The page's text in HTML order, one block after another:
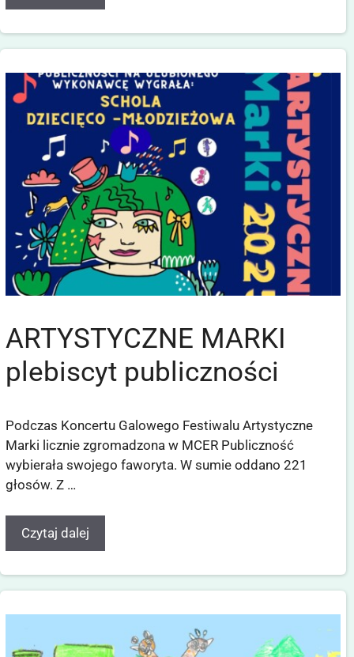
ARTYSTYCZNE MARKI
plebiscyt publiczności
Podczas Koncertu Galowego Festiwalu Artystyczne
Marki licznie zgromadzona w MCER Publiczność
wybierała swojego faworyta. W sumie oddano 221
głosów. Z …
Czytaj dalej